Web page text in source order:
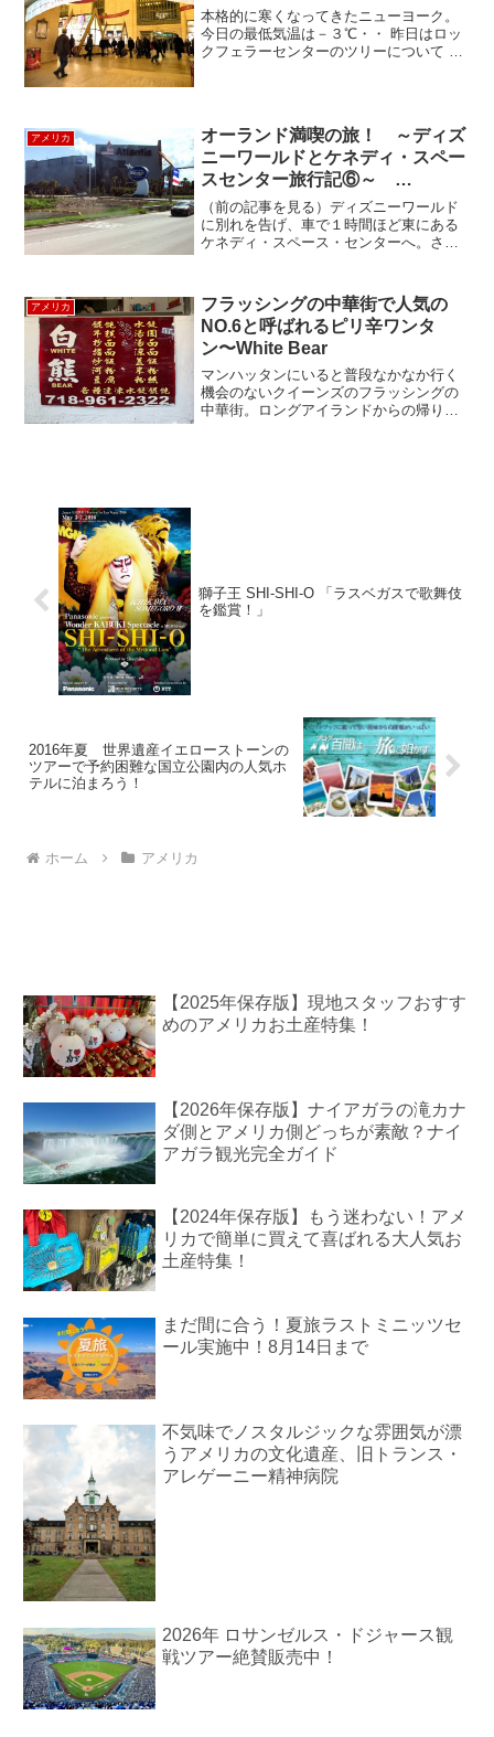
本格的に寒くなってきたニューヨーク。
今日の最低気温は－３℃・・ 昨日はロッ
クフェラーセンターのツリーについて お
しました グラ...
アメリカ
オーランド満喫の旅！ ～ディズ
ニーワールドとケネディ・スペー
スセンター旅行記⑥～
Kennedy Space Center
（前の記事を見る）ディズニーワールド
に別れを告げ、車で１時間ほど東にある
ケネディ・スペース・センターへ。さっ
ってしまったため、ロケットを組み立て
る巨大な建物などがよく見...
アメリカ
フラッシングの中華街で人気の
NO.6と呼ばれるピリ辛ワンタ
ン〜White Bear
マンハッタンにいると普段なかなか行く
機会のないクイーンズのフラッシングの
中華街。ロングアイランドからの帰り
獅子王 SHI-SHI-O 「ラスベガスで歌舞伎
を鑑賞！」
2016年夏 世界遺産イエローストーンの
ツアーで予約困難な国立公園内の人気ホ
テルに泊まろう！
ホーム アメリカ
【2025年保存版】現地スタッフおすす
めのアメリカお土産特集！
【2026年保存版】ナイアガラの滝カナ
ダ側とアメリカ側どっちが素敵？ナイ
アガラ観光完全ガイド
【2024年保存版】もう迷わない！アメ
リカで簡単に買えて喜ばれる大人気お
土産特集！
まだ間に合う！夏旅ラストミニッツセ
ール実施中！8月14日まで
不気味でノスタルジックな雰囲気が漂
うアメリカの文化遺産、旧トランス・
アレゲーニー精神病院
2026年 ロサンゼルス・ドジャース観
戦ツアー絶賛販売中！